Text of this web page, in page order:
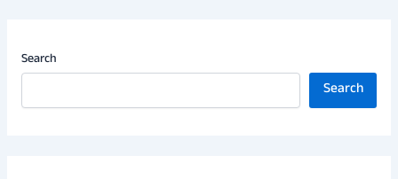
Search
Search